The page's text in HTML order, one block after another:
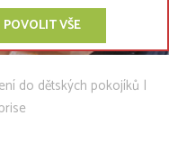
do dětských pokojíků |
POVOLIT VŠE